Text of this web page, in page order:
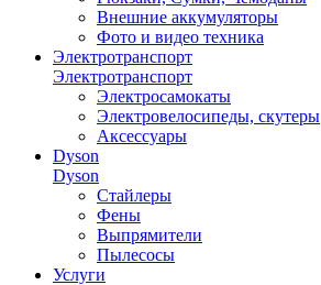
Внешние аккумуляторы
Фото и видео техника
Электротранспорт
Электротранспорт
Электросамокаты
Электровелосипеды, скутеры
Аксессуары
Dyson
Dyson
Стайлеры
Фены
Выпрямители
Пылесосы
Услуги